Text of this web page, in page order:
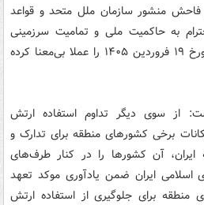
منشور سازمان ملل متحد و قواعد
به حاکمیت ملی و تمامیت سرزمینی
دولت‌ها است بلکه آتش‌بس مورخ ۱۹ فروردین ۱۴۰۵ را عملا بی‌معنا کرده
از سوی دیگر تداوم استفاده ارتش
برخی کشورهای منطقه برای تدارک و
ایران، آن کشورها را در کنار طرف‌های
اسلامی ایران ضمن یادآوری موکد تعهد
منطقه برای جلوگیری از استفاده ارتش